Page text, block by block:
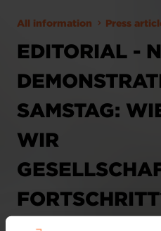
All information Press
EDITORIAL -
SAMSTAG:
WIR